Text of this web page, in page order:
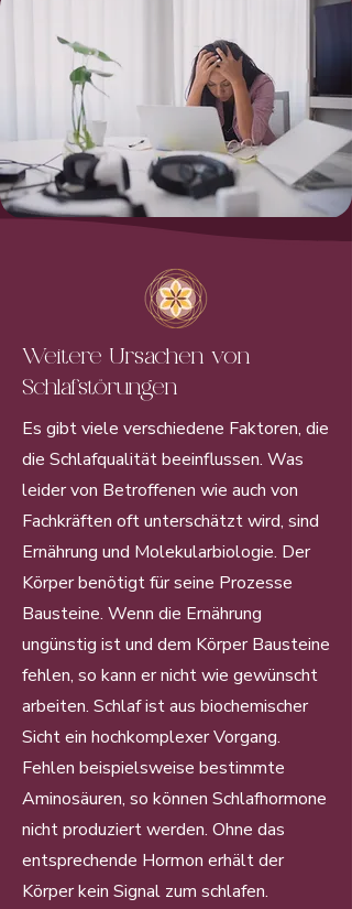
Weitere Ursachen von
Schlafstörungen
Es gibt viele verschiedene Faktoren, die
die Schlafqualität beeinflussen. Was
leider von Betroffenen wie auch von
Fachkräften oft unterschätzt wird, sind
Ernährung und Molekularbiologie. Der
Körper benötigt für seine Prozesse
Bausteine. Wenn die Ernährung
ungünstig ist und dem Körper Bausteine
fehlen, so kann er nicht wie gewünscht
arbeiten. Schlaf ist aus biochemischer
Sicht ein hochkomplexer Vorgang.
Fehlen beispielsweise bestimmte
Aminosäuren, so können Schlafhormone
nicht produziert werden. Ohne das
entsprechende Hormon erhält der
Körper kein Signal zum schlafen.